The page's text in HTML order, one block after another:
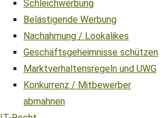
Schleichwerbung
Belästigende Werbung
Nachahmung / Lookalikes
Geschäftsgeheimnisse schützen
Marktverhaltensregeln und UWG
Konkurrenz / Mitbewerber
abmahnen